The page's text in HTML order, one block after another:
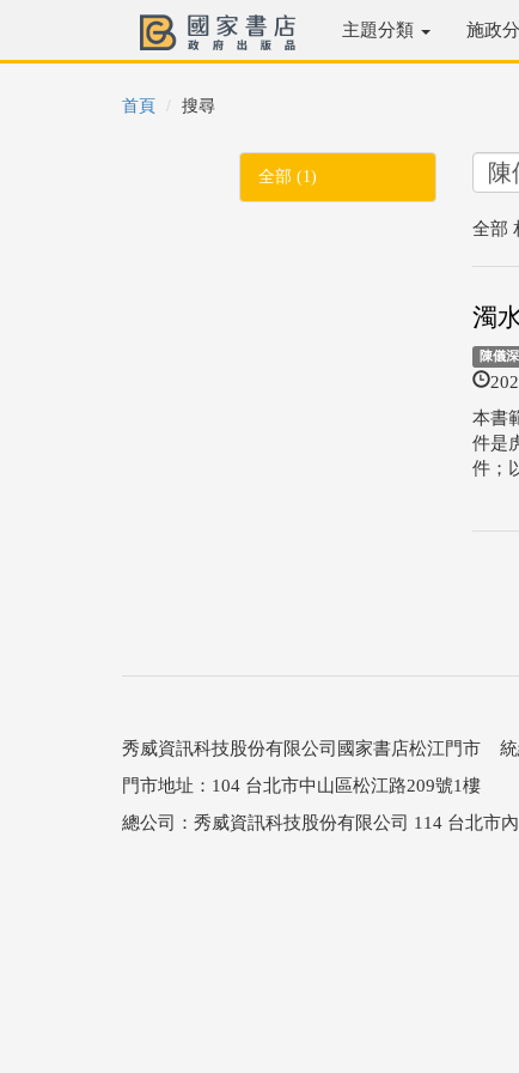
主題分類 施政
首頁 搜尋
全部 (1)
全部
濁
陳儀
本書
件是
件；
秀威資訊科技股份有限公司國家書店松江門市 統
門市地址：104 台北市中山區松江路209號1樓
總公司：秀威資訊科技股份有限公司 114 台北市